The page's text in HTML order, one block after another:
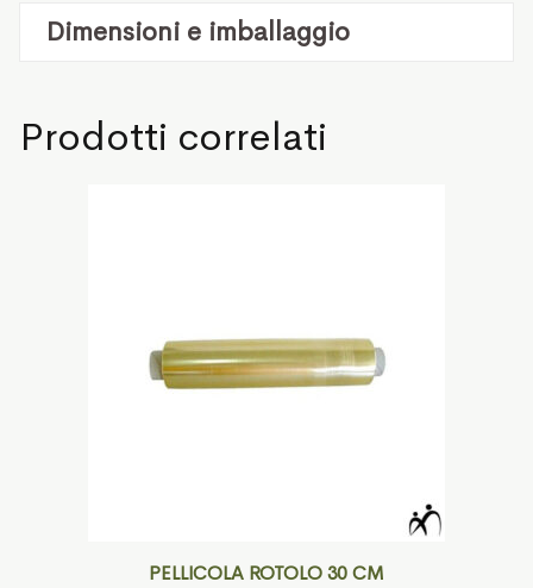
Dimensioni e imballaggio
Prodotti correlati
PELLICOLA ROTOLO 30 CM